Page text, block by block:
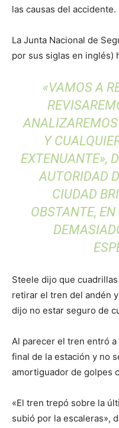
las causas del accidente.
La Junta Nacional de
por sus siglas en inglés)
«VAMOS A
Y
EXTENUANTE»,
AUTORIDAD
CIUDAD
OBSTANTE,
Steele dijo que
retirar el tren del andén
dijo no estar seguro de
Al parecer el tren entró
final de la estación y no
amortiguador de golpes
«El tren trepó sobre la
subió por la escaleras»,